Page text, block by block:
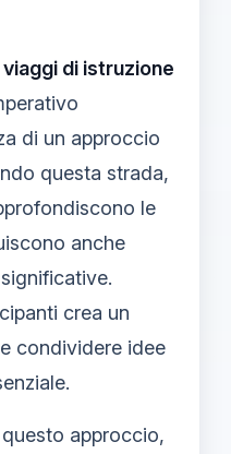
viaggi di istruzione
di un approccio
questa strada,
le
anche
crea un
condividere idee
approccio,